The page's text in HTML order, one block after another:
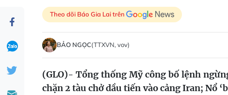
Theo dõi Báo Gia Lai trên
BẢO NGỌC(TTXVN, vov)
(GLO)- Tổng thống Mỹ công bố lệnh
chặn 2 tàu chở dầu tiến vào cảng Iran; Nổ